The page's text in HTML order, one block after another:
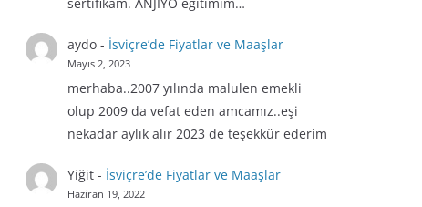
aydo- İsviçre’de Fiyatlar ve Maaşlar
Mayıs 2, 2023
merhaba..2007 yılında malulen emekli
olup 2009 da vefat eden amcamız..eşi
nekadar aylık alır 2023 de teşekkür ederim
Yiğit- İsviçre’de Fiyatlar ve Maaşlar
Haziran 19, 2022